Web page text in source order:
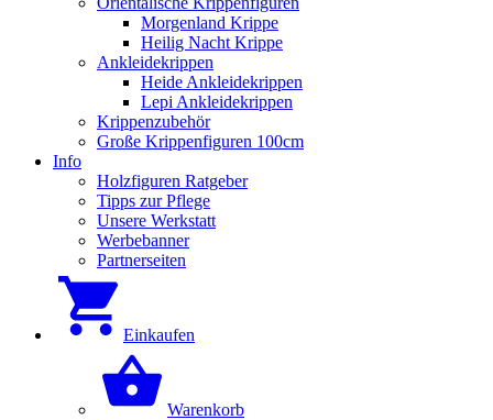
Morgenland Krippe
Heilig Nacht Krippe
Ankleidekrippen
Heide Ankleidekrippen
Lepi Ankleidekrippen
Krippenzubehör
Große Krippenfiguren 100cm
Info
Holzfiguren Ratgeber
Tipps zur Pflege
Unsere Werkstatt
Werbebanner
Partnerseiten
Einkaufen
Warenkorb